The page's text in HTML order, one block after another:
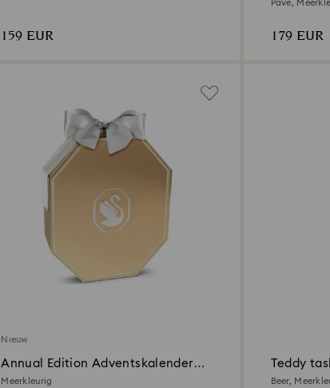
159 EUR
Pavé,
179 EUR
Nieuw
Annual Edition Adventskalender
2026
Meerkleurig
Teddy
Beer,